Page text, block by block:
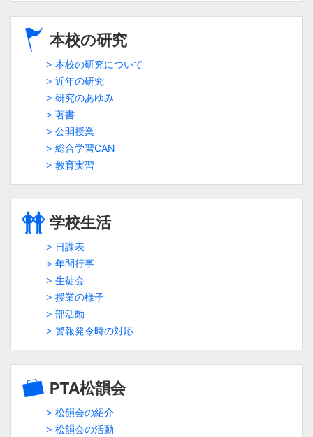
本校の研究
本校の研究について
近年の研究
研究のあゆみ
著書
公開授業
総合学習CAN
教育実習
学校生活
日課表
年間行事
生徒会
授業の様子
部活動
警報発令時の対応
PTA松韻会
松韻会の紹介
松韻会の活動